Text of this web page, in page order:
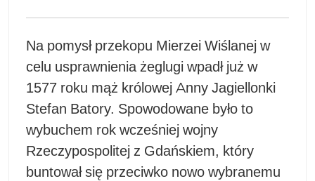
Na pomysł przekopu Mierzei Wiślanej w
celu usprawnienia żeglugi wpadł już w
1577 roku mąż królowej Anny Jagiellonki
Stefan Batory. Spowodowane było to
wybuchem rok wcześniej wojny
Rzeczypospolitej z Gdańskiem, który
buntował się przeciwko nowo wybranemu